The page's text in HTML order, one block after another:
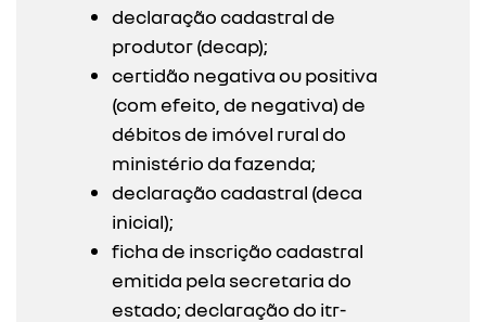
declaração cadastral de
produtor (decap);
certidão negativa ou positiva
(com efeito, de negativa) de
débitos de imóvel rural do
ministério da fazenda;
declaração cadastral (deca
inicial);
ficha de inscrição cadastral
emitida pela secretaria do
estado; declaração do itr-